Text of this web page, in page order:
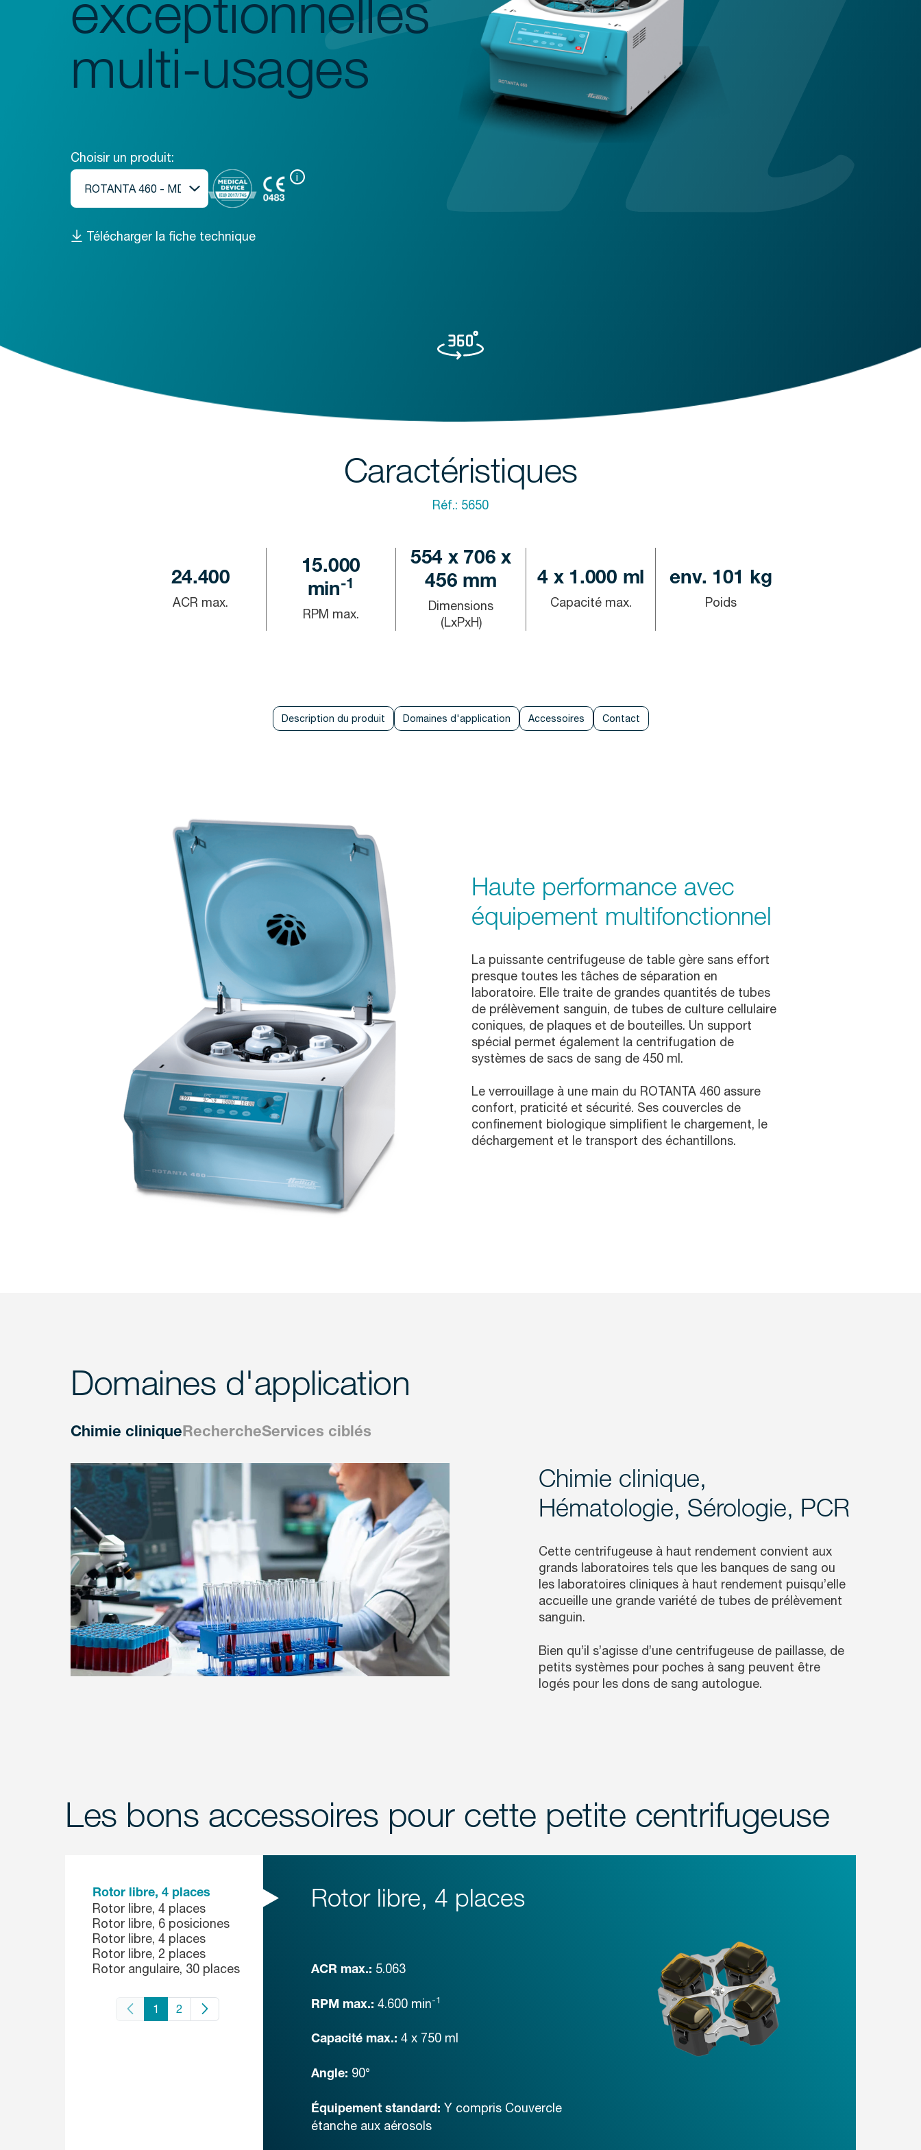
multi-usages
Choisir un produit:
i
Télécharger la fiche technique
Caractéristiques
Réf.: 5650
24.400
ACR max.
15.000
min-1
RPM max.
554 x 706 x
456 mm
Dimensions
(LxPxH)
4 x 1.000 ml
Capacité max.
env. 101 kg
Poids
Description du produit Domaines d'application Accessoires Contact
Haute performance avec
équipement multifonctionnel
La puissante centrifugeuse de table gère sans effort
presque toutes les tâches de séparation en
laboratoire. Elle traite de grandes quantités de tubes
de prélèvement sanguin, de tubes de culture cellulaire
coniques, de plaques et de bouteilles. Un support
spécial permet également la centrifugation de
systèmes de sacs de sang de 450 ml.
Le verrouillage à une main du ROTANTA 460 assure
confort, praticité et sécurité. Ses couvercles de
confinement biologique simplifient le chargement, le
déchargement et le transport des échantillons.
Domaines d'application
Chimie cliniqueRechercheServices ciblés
Chimie clinique,
Hématologie, Sérologie, PCR
Cette centrifugeuse à haut rendement convient aux
grands laboratoires tels que les banques de sang ou
les laboratoires cliniques à haut rendement puisqu’elle
accueille une grande variété de tubes de prélèvement
sanguin.
Bien qu’il s’agisse d’une centrifugeuse de paillasse, de
petits systèmes pour poches à sang peuvent être
logés pour les dons de sang autologue.
Les bons accessoires pour cette petite centrifugeuse
Rotor libre, 4 places
Rotor libre, 4 places
Rotor libre, 6 posiciones
Rotor libre, 4 places
Rotor libre, 2 places
Rotor angulaire, 30 places
1 2
Rotor libre, 4 places
ACR max.: 5.063
RPM max.: 4.600 min-1
Capacité max.: 4 x 750 ml
Angle: 90°
Équipement standard: Y compris Couvercle
étanche aux aérosols